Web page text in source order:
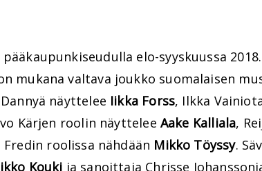
elo-syyskuussa 2018.
mukana valtava joukko suomalaisen
näyttelee Iikka Forss, Ilkka
Kärjen roolin näyttelee Aake Kalliala,
Fredin roolissa nähdään Mikko Töyssy.
Kouki ja sanoittaja Chrisse